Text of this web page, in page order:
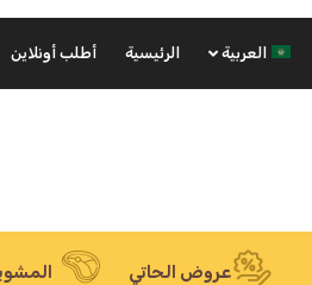
العربية الرئيسية أطلب أونلاين
عروض الحاتي